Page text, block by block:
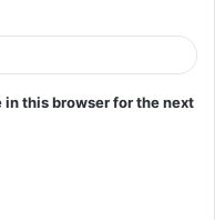
this browser for the next